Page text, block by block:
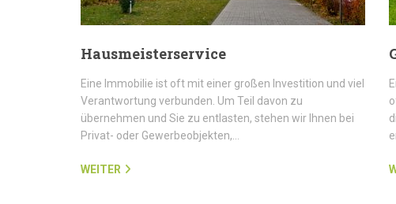
Hausmeisterservice
Eine Immobilie ist oft mit einer großen Investition und viel
Verantwortung verbunden. Um Teil davon zu
übernehmen und Sie zu entlasten, stehen wir Ihnen bei
Privat- oder Gewerbeobjekten,…
WEITER